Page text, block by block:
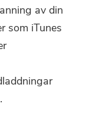
av din
som iTunes